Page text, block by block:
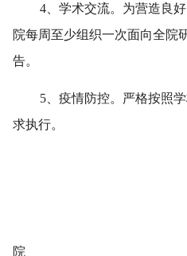
4、学术交流。为营造良
院每周至少组织一次面向全院
告。
5、疫情防控。严格按照
求执行。
研
院